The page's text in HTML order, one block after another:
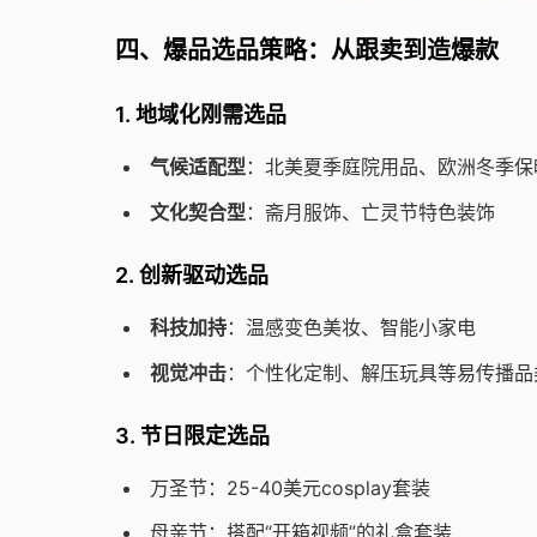
四、爆品选品策略：从跟卖到造爆款
1. 地域化刚需选品
气候适配型：北美夏季庭院用品、欧洲冬季
文化契合型：斋月服饰、亡灵节特色装饰
2. 创新驱动选品
科技加持：温感变色美妆、智能小家电
视觉冲击：个性化定制、解压玩具等易传播品
3. 节日限定选品
万圣节：25-40美元cosplay套装